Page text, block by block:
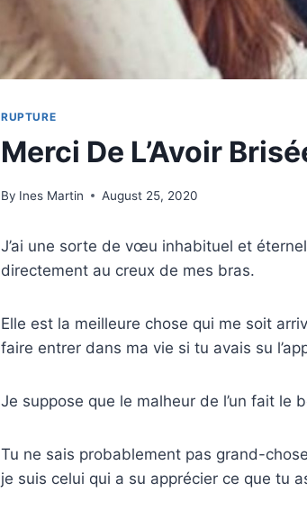
RUPTURE
Merci De L’Avoir
By Ines Martin August 25, 2020
J’ai une sorte de vœu inhabituel et
directement au creux de mes bras.
Elle est la meilleure chose qui me soit
faire entrer dans ma vie si tu avais su
Je suppose que le malheur de l’un fait le
Tu ne sais probablement pas grand-
je suis celui qui a su apprécier ce que tu